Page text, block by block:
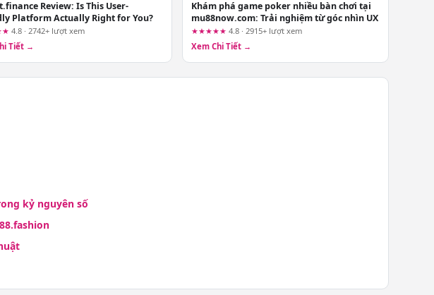
Review: Is This User-
Platform Actually Right for You?
4.8 · 2742+ lượt xem
Tiết →
Khám phá game poker nhiều bàn chơi tại
mu88now.com: Trải nghiệm từ góc nhìn UX
★★★★★ 4.8 · 2915+ lượt xem
Xem Chi Tiết →
kỷ nguyên số